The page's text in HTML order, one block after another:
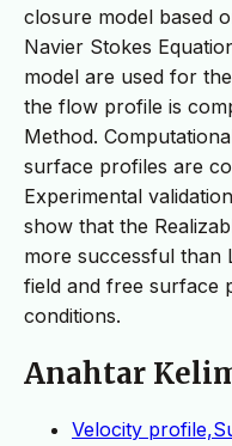
closure model based
Navier Stokes
model are used for
the flow profile is
Method.
surface profiles are
Experimental
show that the
more successful than
field and free surface
conditions.
Anahtar
Velocity